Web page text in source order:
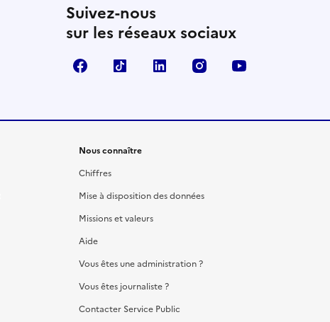
Suivez-nous
sur les réseaux sociaux
FacebookTikTok LinkedIn Instagram
Nous connaître
Chiffres
Mise à disposition des données
Missions et valeurs
Aide
Vous êtes une administration ?
Vous êtes journaliste ?
Contacter Service Public